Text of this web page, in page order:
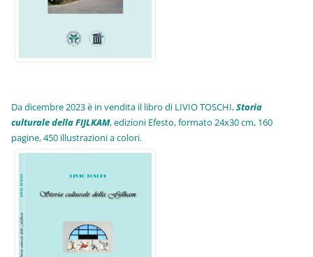
Da dicembre 2023 è in vendita il libro di LIVIO TOSCHI,Storia
culturale della FIJLKAM, edizioni Efesto, formato 24x30 cm, 160
pagine, 450 illustrazioni a colori.